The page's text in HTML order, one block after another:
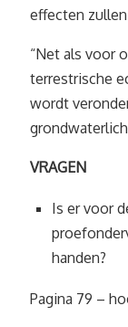
effecten
“Net als voor
terrestrische
wordt
VRAGEN
Is er voor
handen?
Pagina 79 –